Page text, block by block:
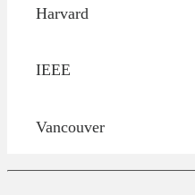
Harvard
IEEE
Vancouver